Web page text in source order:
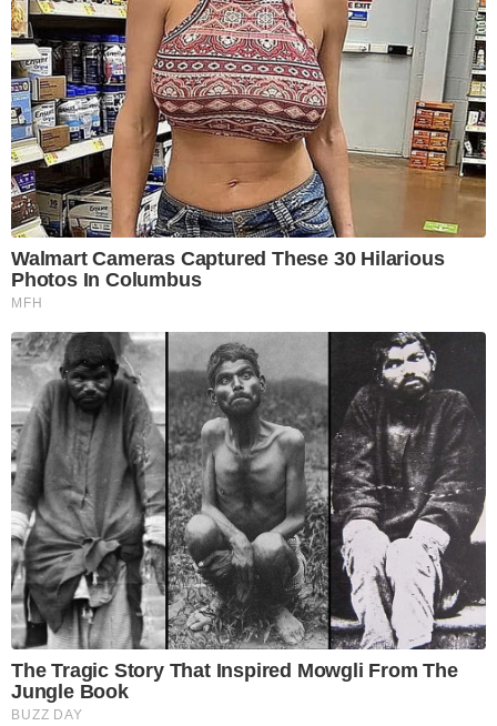
Walmart Cameras Captured These 30 Hilarious
Photos In Columbus
MFH
The Tragic Story That Inspired Mowgli From The
Jungle Book
BUZZ DAY